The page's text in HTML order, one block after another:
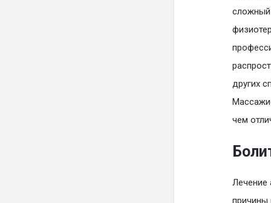
сложный
других
чем
Лечение
причины